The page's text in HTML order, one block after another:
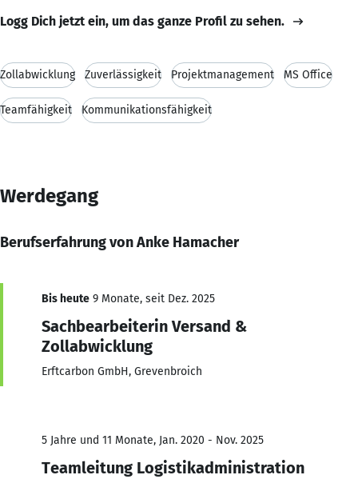
Logg Dich jetzt ein, um das ganze Profil zu sehen.
Zollabwicklung Zuverlässigkeit Projektmanagement MS Office
Teamfähigkeit Kommunikationsfähigkeit
Werdegang
Berufserfahrung von Anke Hamacher
Bis heute 9 Monate, seit Dez. 2025
Sachbearbeiterin Versand &
Zollabwicklung
Erftcarbon GmbH, Grevenbroich
5 Jahre und 11 Monate, Jan. 2020 - Nov. 2025
Teamleitung Logistikadministration